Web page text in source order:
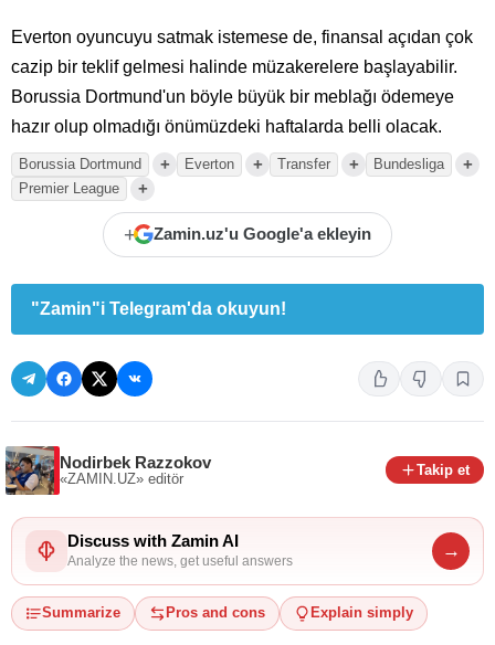
Everton oyuncuyu satmak istemese de, finansal açıdan çok
cazip bir teklif gelmesi halinde müzakerelere başlayabilir.
Borussia Dortmund'un böyle büyük bir meblağı ödemeye
hazır olup olmadığı önümüzdeki haftalarda belli olacak.
Borussia Dortmund + Everton + Transfer + Bundesliga +
Premier League +
+ Zamin.uz'u Google'a ekleyin
"Zamin"i Telegram'da okuyun!
Nodirbek Razzokov
«ZAMIN.UZ» editör
Takip et
Discuss with Zamin AI
Analyze the news, get useful answers
→
Summarize Pros and cons Explain simply